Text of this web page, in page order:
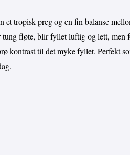
et tropisk preg og en fin balanse
tung fløte, blir fyllet luftig og lett, men
kontrast til det myke fyllet. Perfekt